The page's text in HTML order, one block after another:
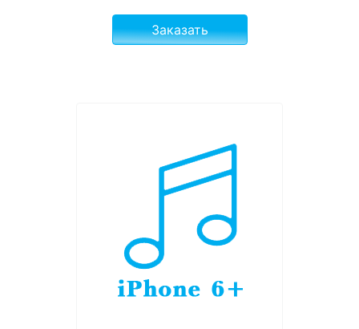
Заказать